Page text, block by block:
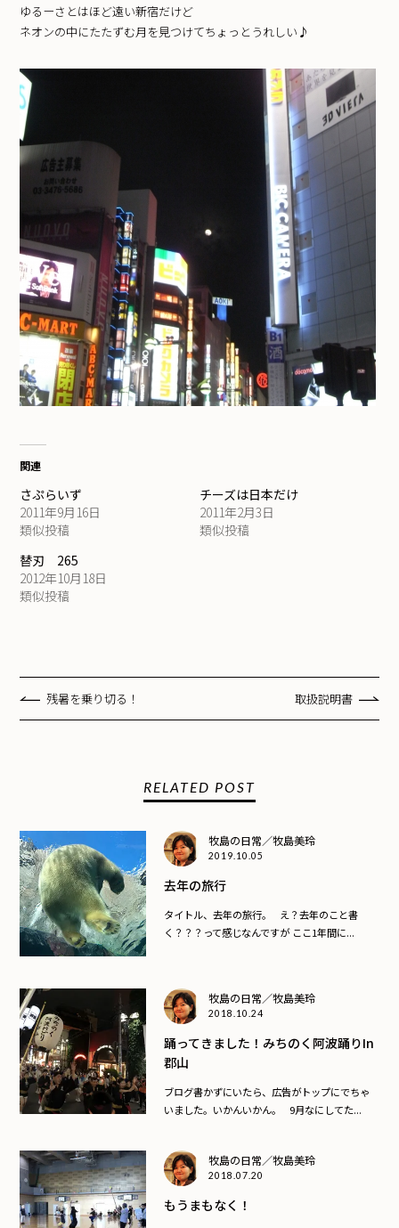
ゆるーさとはほど遠い新宿だけど
ネオンの中にたたずむ月を見つけてちょっとうれしい♪
関連
さぷらいず
2011年9月16日
類似投稿
チーズは日本だけ
2011年2月3日
類似投稿
替刃 265
2012年10月18日
類似投稿
残暑を乗り切る！ 取扱説明書
RELATED POST
牧島の日常／牧島美玲
2019.10.05
去年の旅行
タイトル、去年の旅行。 え？去年のこと書
く？？？って感じなんですが ここ1年間に...
牧島の日常／牧島美玲
2018.10.24
踊ってきました！みちのく阿波踊りin
郡山
ブログ書かずにいたら、広告がトップにでちゃ
いました。いかんいかん。 9月なにしてた...
牧島の日常／牧島美玲
2018.07.20
もうまもなく！